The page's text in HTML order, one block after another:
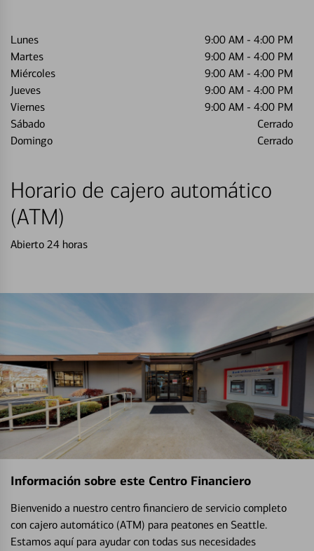
Lunes 9:00 AM - 4:00 PM
Martes
9:00 AM - 4:00 PM
Miércoles
9:00 AM - 4:00 PM
Jueves
9:00 AM - 4:00 PM
Viernes
9:00 AM - 4:00 PM
Sábado
Cerrado
Domingo
Cerrado
Horario de cajero automático
(ATM)
Abierto 24 horas
Información sobre este Centro Financiero
Bienvenido a nuestro centro financiero de servicio completo
con cajero automático (ATM) para peatones en Seattle.
Estamos aquí para ayudar con todas sus necesidades